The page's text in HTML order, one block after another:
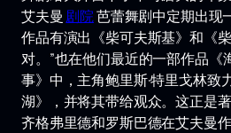
艾夫曼 剧院芭蕾舞剧中定期出现
作品有演出《柴可夫斯基》和《
对。”也在他们最近的一部作品《
事》中，主角鲍里斯·特里戈林致
湖》，并将其带给观众。这正是
齐格弗里德和罗斯巴德在艾夫曼